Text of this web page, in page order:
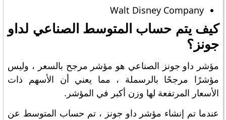
Walt Disney Company
كيف يتم حساب المتوسط ​​الصناعي لداو
جونز؟
مؤشر داو جونز الصناعي هو مؤشر مرجح بالسعر ، وليس
مؤشرًا مرجحًا بالرسملة ، مما يعني أن الأسهم ذات
الأسعار المرتفعة لها وزن أكبر في المؤشر.
عندما تم إنشاء مؤشر داو جونز ، تم حساب المتوسط ​​عن